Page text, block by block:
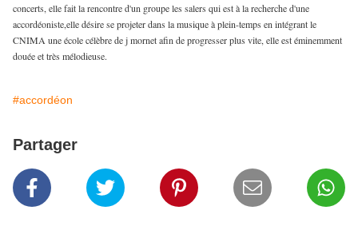
concerts, elle fait la rencontre d'un groupe les salers qui est à la recherche d'une
accordéoniste,elle désire se projeter dans la musique à plein-temps en intégrant le
CNIMA une école célèbre de j mornet afin de progresser plus vite, elle est éminemment
douée et très mélodieuse.
#accordéon
Partager